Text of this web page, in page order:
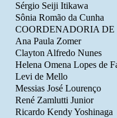
Sérgio Seiji Itikawa
Sônia Romão da Cunha
COORDENADORIA
Ana Paula Zomer
Clayton Alfredo Nunes
Helena Omena Lopes de
Levi de Mello
Messias José Lourenço
René Zamlutti Junior
Ricardo Kendy Yoshinaga